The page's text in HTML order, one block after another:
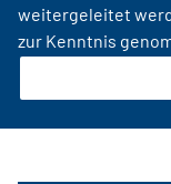
weitergeleitet
zur Kenntnis